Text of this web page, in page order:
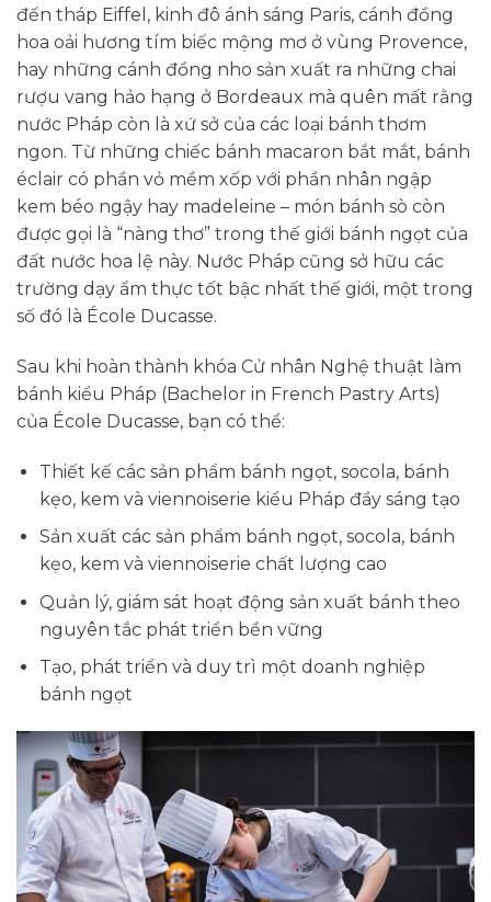
đến tháp Eiffel, kinh đô ánh sáng Paris, cánh đồng
hoa oải hương tím biếc mộng mơ ở vùng Provence,
hay những cánh đồng nho sản xuất ra những chai
rượu vang hảo hạng ở Bordeaux mà quên mất rằng
nước Pháp còn là xứ sở của các loại bánh thơm
ngon. Từ những chiếc bánh macaron bắt mắt, bánh
éclair có phần vỏ mềm xốp với phần nhân ngập
kem béo ngậy hay madeleine – món bánh sò còn
được gọi là “nàng thơ” trong thế giới bánh ngọt của
đất nước hoa lệ này. Nước Pháp cũng sở hữu các
trường dạy ẩm thực tốt bậc nhất thế giới, một trong
số đó là École Ducasse.
Sau khi hoàn thành khóa Cử nhân Nghệ thuật làm
bánh kiểu Pháp (Bachelor in French Pastry Arts)
của École Ducasse, bạn có thể:
Thiết kế các sản phẩm bánh ngọt, socola, bánh
kẹo, kem và viennoiserie kiểu Pháp đầy sáng tạo
Sản xuất các sản phẩm bánh ngọt, socola, bánh
kẹo, kem và viennoiserie chất lượng cao
Quản lý, giám sát hoạt động sản xuất bánh theo
nguyên tắc phát triển bền vững
Tạo, phát triển và duy trì một doanh nghiệp
bánh ngọt